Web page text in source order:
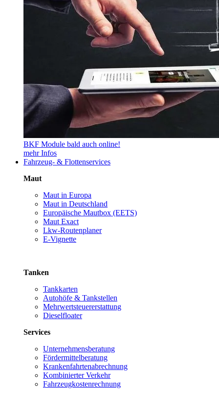
BKF Module bald auch online!
mehr Infos
Fahrzeug- & Flottenservices
Maut
Maut in Europa
Maut in Deutschland
Europäische Mautbox (EETS)
Maut Exact
Lkw-Routenplaner
E-Vignette
Tanken
Tankkarten
Autohöfe & Tankstellen
Mehrwertsteuererstattung
Dieselfloater
Services
Unternehmensberatung
Fördermittelberatung
Krankenfahrtenabrechnung
Kombinierter Verkehr
Fahrzeugkostenrechnung